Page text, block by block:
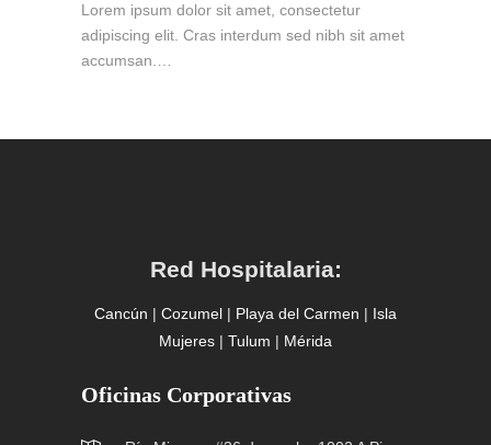
Lorem ipsum dolor sit amet, consectetur
adipiscing elit. Cras interdum sed nibh sit amet
accumsan.…
Red Hospitalaria:
Cancún | Cozumel | Playa del Carmen | Isla
Mujeres | Tulum | Mérida
Oficinas Corporativas